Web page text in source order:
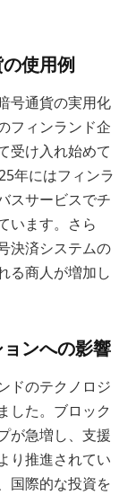
使用例
号通貨の実用化
フィンランド企
受け入れ始めて
年にはフィンラ
スサービスでチ
います。さら
決済システムの
る商人が増加し
ンへの影響
ドのテクノロジ
した。ブロック
が急増し、支援
り推進されてい
国際的な投資を